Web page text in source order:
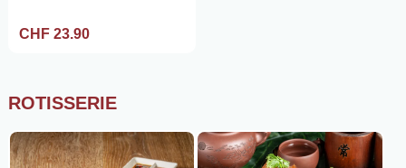
CHF 23.90
ROTISSERIE